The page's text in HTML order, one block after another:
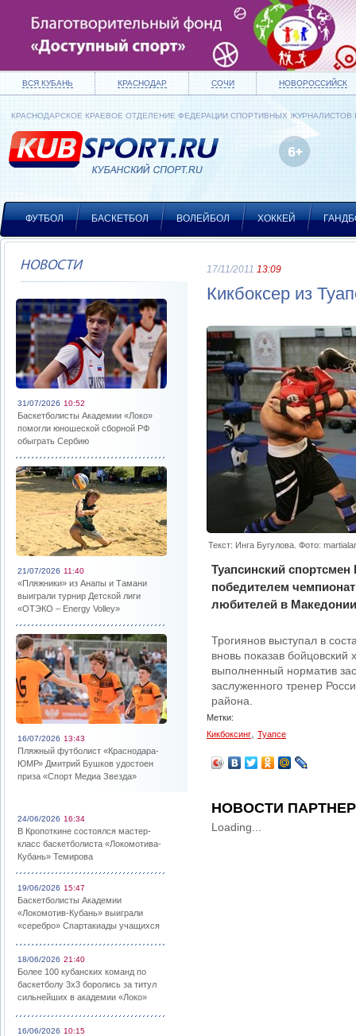
ВСЯ КУБАНЬ КРАСНОДАР СОЧИ НОВОРОССИЙСК
КРАСНОДАРСКОЕ КРАЕВОЕ ОТДЕЛЕНИЕ ФЕДЕРАЦИИ СПОРТИВНЫХ ЖУРНАЛИСТОВ
ФУТБОЛ БАСКЕТБОЛ ВОЛЕЙБОЛ ХОККЕЙ
НОВОСТИ
31/07/2026 10:52
Баскетболисты Академии «Локо»
помогли юношеской сборной РФ
обыграть Сербию
21/07/2026 11:40
«Пляжники» из Анапы и Тамани
выиграли турнир Детской лиги
«ОТЭКО – Energy Volley»
16/07/2026 13:43
Пляжный футболист «Краснодара-
ЮМР» Дмитрий Бушков удостоен
приза «Спорт Медиа Звезда»
24/06/2026 16:34
В Кропоткине состоялся мастер-
класс баскетболиста «Локомотива-
Кубань» Темирова
19/06/2026 15:47
Баскетболисты Академии
«Локомотив-Кубань» выиграли
«серебро» Спартакиады учащихся
18/06/2026 21:40
Более 100 кубанских команд по
баскетболу 3х3 боролись за титул
сильнейших в академии «Локо»
16/06/2026 10:15
17/11/2011 13:09
Кикбоксер из
Текст: Инга Бугулова. Фото:
Туапсинский
победителем
любителей в
Трогиянов выступал в
вновь показав
выполненный норматив
заслуженного тренер
района.
Метки:
Кикбоксинг
Туапсе
НОВОСТИ
Loading...